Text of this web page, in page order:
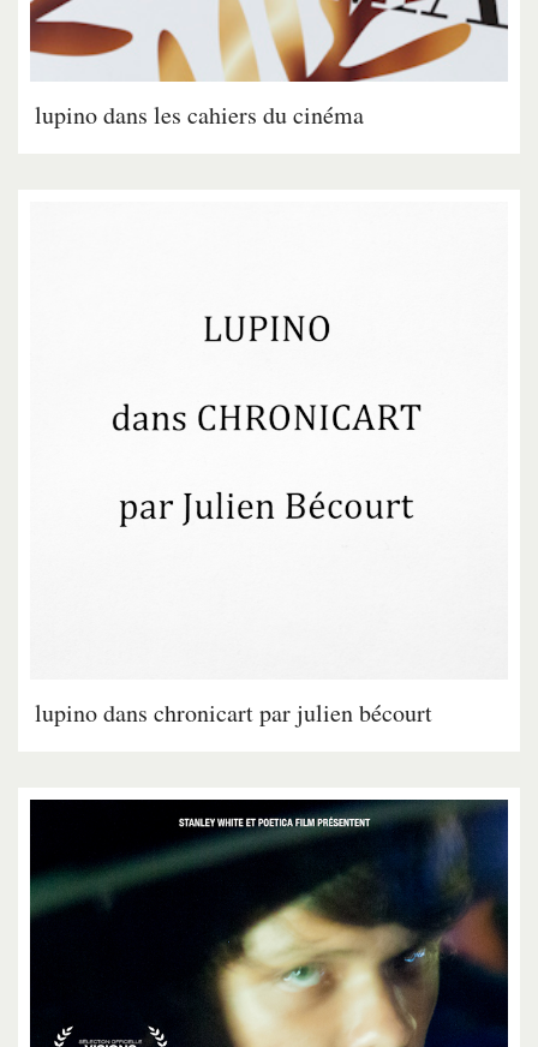
lupino dans les cahiers du cinéma
lupino dans chronicart par julien bécourt